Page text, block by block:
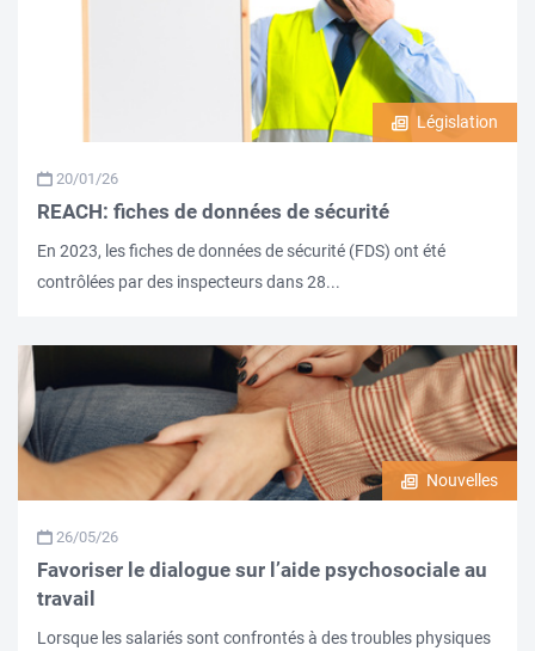
Législation
20/01/26
REACH: fiches de données de sécurité
En 2023, les fiches de données de sécurité (FDS) ont été
contrôlées par des inspecteurs dans 28...
Nouvelles
26/05/26
Favoriser le dialogue sur l’aide psychosociale au
travail
Lorsque les salariés sont confrontés à des troubles physiques